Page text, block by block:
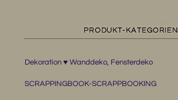
PRODUKT-KATEGORIEN
Dekoration ♥ Wanddeko, Fensterdeko
SCRAPPINGBOOK-SCRAPPBOOKING